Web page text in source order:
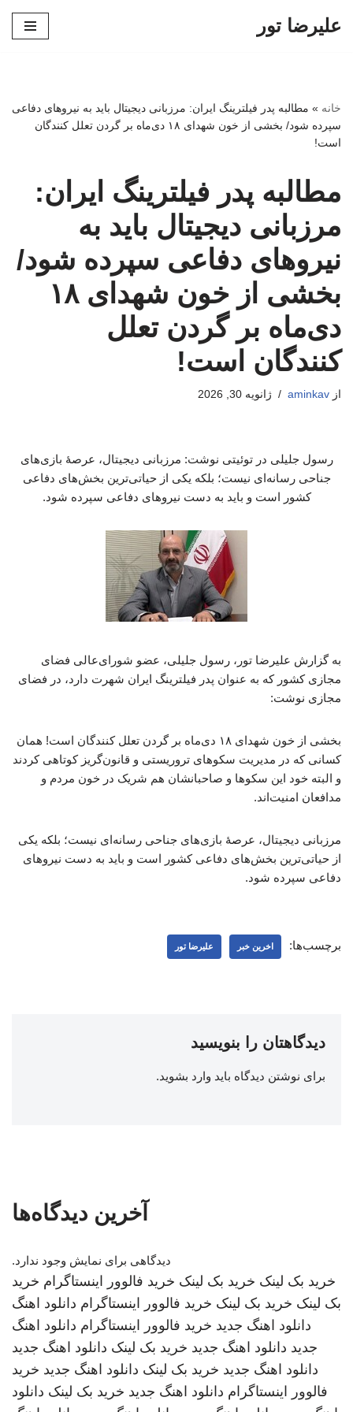
علیرضا تور
خانه » مطالبه پدر فیلترینگ ایران: مرزبانی دیجیتال باید به نیروهای دفاعی
سپرده شود/ بخشی از خون شهدای ۱۸ دی‌ماه بر گردن تعلل کنندگان
است!
مطالبه پدر فیلترینگ ایران:
مرزبانی دیجیتال باید به
نیروهای دفاعی سپرده شود/
بخشی از خون شهدای ۱۸
دی‌ماه بر گردن تعلل
کنندگان است!
از aminkav ژانویه 30, 2026
رسول جلیلی در توئیتی نوشت: مرزبانی دیجیتال، عرصهٔ بازی‌های
جناحی رسانه‌ای نیست؛ بلکه یکی از حیاتی‌ترین بخش‌های دفاعی
کشور است و باید به دست نیروهای دفاعی سپرده شود.
به گزارش علیرضا تور، رسول جلیلی، عضو شورای‌عالی فضای
مجازی کشور که به عنوان پدر فیلترینگ ایران شهرت دارد، در فضای
مجازی نوشت:
بخشی از خون شهدای ۱۸ دی‌ماه بر گردن تعلل کنندگان است! همان
کسانی که در مدیریت سکوهای تروریستی و قانون‌گریز کوتاهی کردند
و البته خود این سکوها و صاحبانشان هم شریک در خون مردم و
مدافعان امنیت‌اند.
مرزبانی دیجیتال، عرصهٔ بازی‌های جناحی رسانه‌ای نیست؛ بلکه یکی
از حیاتی‌ترین بخش‌های دفاعی کشور است و باید به دست نیروهای
دفاعی سپرده شود.
برچسب‌ها: اخرین خبر علیرضا تور
دیدگاهتان را بنویسید
برای نوشتن دیدگاه باید وارد بشوید.
آخرین دیدگاه‌ها
دیدگاهی برای نمایش وجود ندارد.
خرید بک لینک خرید بک لینک خرید فالوور اینستاگرام خرید
بک لینک خرید بک لینک خرید فالوور اینستاگرام دانلود اهنگ
دانلود اهنگ جدید خرید فالوور اینستاگرام دانلود اهنگ
جدید دانلود اهنگ جدید خرید بک لینک دانلود اهنگ جدید
دانلود اهنگ جدید خرید بک لینک دانلود اهنگ جدید خرید
فالوور اینستاگرام دانلود اهنگ جدید خرید بک لینک دانلود